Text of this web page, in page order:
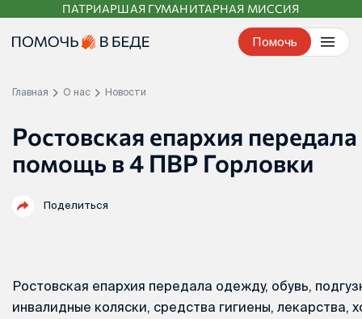
контенту
ПАТРИАРШАЯ ГУМАНИТАРНАЯ МИССИЯ
Помочь
Главная О нас Новости
Ростовская епархия
помощь в 4 ПВР Горловки
Поделиться
Ростовская епархия передала одежду, обувь,
инвалидные коляски, средства гигиены, лекарства,